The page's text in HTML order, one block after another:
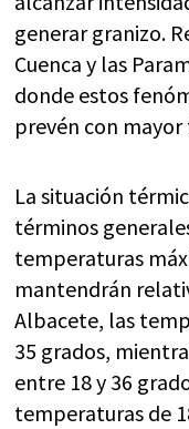
generar granizo.
Cuenca y las
donde estos
prevén con mayor
La situación
términos
temperaturas
mantendrán
Albacete, las
35 grados,
entre 18 y 36
temperaturas de